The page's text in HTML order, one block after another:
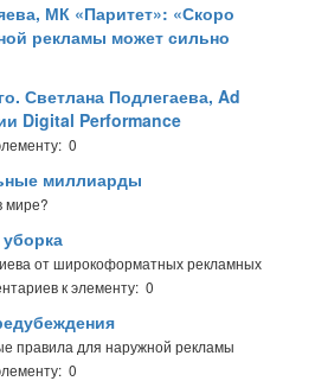
МК «Паритет»: «Скоро
рекламы может сильно
Светлана Подлегаева, Ad
Digital Performance
0
миллиарды
мире?
от широкоформатных рекламных
к элементу: 0
правила для наружной рекламы
0